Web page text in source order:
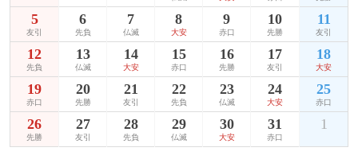
5
友引
6
先負
7
仏滅
8
大安
9
赤口
10
先勝
11
友引
12
先負
13
仏滅
14
大安
15
赤口
16
先勝
17
友引
18
大安
19
赤口
20
先勝
21
友引
22
先負
23
仏滅
24
大安
25
赤口
26
先勝
27
友引
28
先負
29
仏滅
30
大安
31
赤口
1